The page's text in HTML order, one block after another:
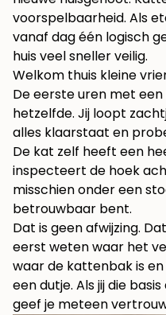
voorspelbaarheid. Als
vanaf dag één logisch
huis veel sneller veilig.
Welkom thuis kleine
De eerste uren met
hetzelfde. Jij loopt
alles klaarstaat en
De kat zelf heeft een
inspecteert de hoek
misschien onder een
betrouwbaar bent.
Dat is geen afwijzing.
eerst weten waar het
waar de kattenbak is
een dutje. Als jij die
geef je meteen